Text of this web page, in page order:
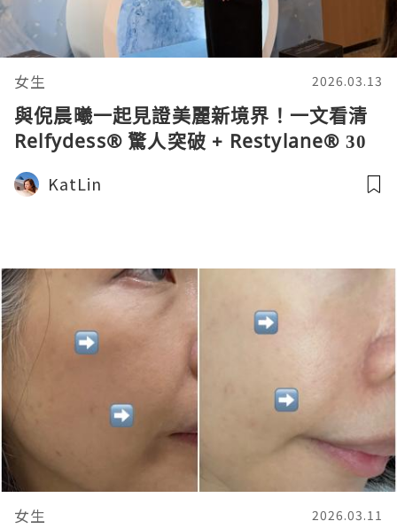
女生 2026.03.13
與倪晨曦一起見證美麗新境界！一文看清
Relfydess® 驚人突破 + Restylane® 30
周年美麗哲學
KatLin
女生 2026.03.11